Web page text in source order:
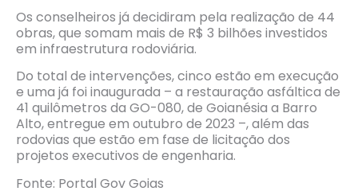
Os conselheiros já decidiram pela realização de 44
obras, que somam mais de R$ 3 bilhões investidos
em infraestrutura rodoviária.
Do total de intervenções, cinco estão em execução
e uma já foi inaugurada – a restauração asfáltica de
41 quilômetros da GO-080, de Goianésia a Barro
Alto, entregue em outubro de 2023 –, além das
rodovias que estão em fase de licitação dos
projetos executivos de engenharia.
Fonte: Portal Gov Goias